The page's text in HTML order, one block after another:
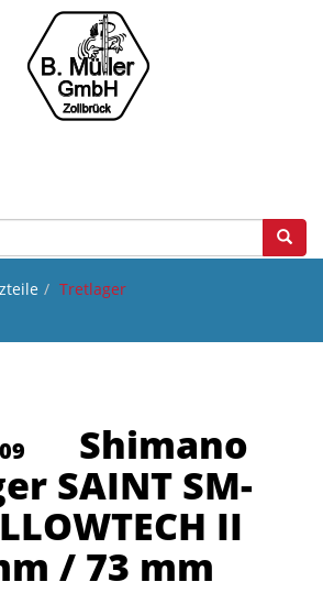
Tretlager
Shimano
SAINT SM-
II
/ 73 mm